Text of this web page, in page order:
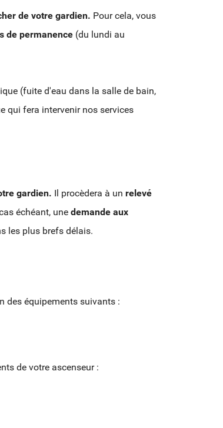
de votre gardien. Pour cela, vous
de permanence (du lundi au
(fuite d'eau dans la salle de bain,
qui fera intervenir nos services
gardien. Il procèdera à un relevé
échéant, une demande aux
les plus brefs délais.
des équipements suivants :
de votre ascenseur :